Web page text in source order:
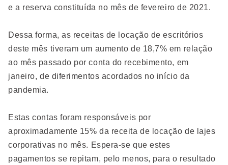
e a reserva constituída no mês de fevereiro de 2021.
Dessa forma, as receitas de locação de escritórios
deste mês tiveram um aumento de 18,7% em relação
ao mês passado por conta do recebimento, em
janeiro, de diferimentos acordados no início da
pandemia.
Estas contas foram responsáveis por
aproximadamente 15% da receita de locação de lajes
corporativas no mês. Espera-se que estes
pagamentos se repitam, pelo menos, para o resultado